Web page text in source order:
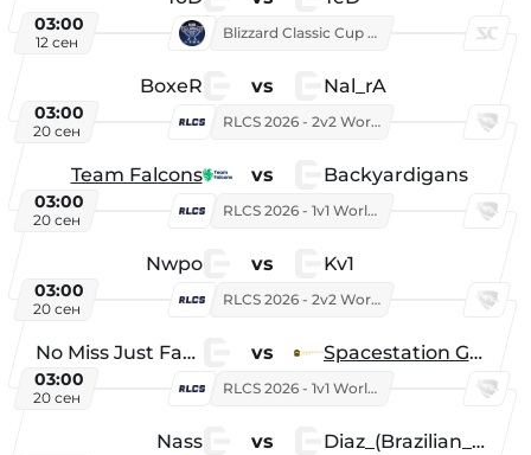
03:00
12 сен
Blizzard Classic Cup 2026
BoxeR vs Nal_rA
03:00
20 сен
RLCS 2026 - 2v2 World Championship
Team Falcons vs Backyardigans
03:00
20 сен
RLCS 2026 - 1v1 World Championship
Nwpo vs Kv1
03:00
20 сен
RLCS 2026 - 2v2 World Championship
No Miss Just Fake vs Spacestation Gaming
03:00
20 сен
RLCS 2026 - 1v1 World Championship
Nass vs Diaz_(Brazilian_Player)